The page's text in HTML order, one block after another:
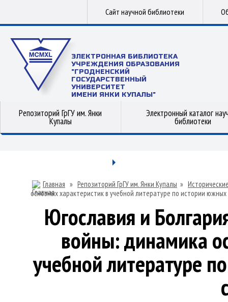
Сайт научной библиотеки
ЭЛЕКТРОННАЯ БИБЛИОТЕКА
УЧРЕЖДЕНИЯ ОБРАЗОВАНИЯ
"ГРОДНЕНСКИЙ
ГОСУДАРСТВЕННЫЙ
УНИВЕРСИТЕТ
ИМЕНИ ЯНКИ КУПАЛЫ"
Репозиторий ГрГУ им. Янки
Купалы
Электронный каталог
библиотеки
Главная » Репозиторий ГрГУ им. Янки Купалы »
основных характеристик в учебной литературе по истории
Югославия и
войны: динамика
учебной литературе